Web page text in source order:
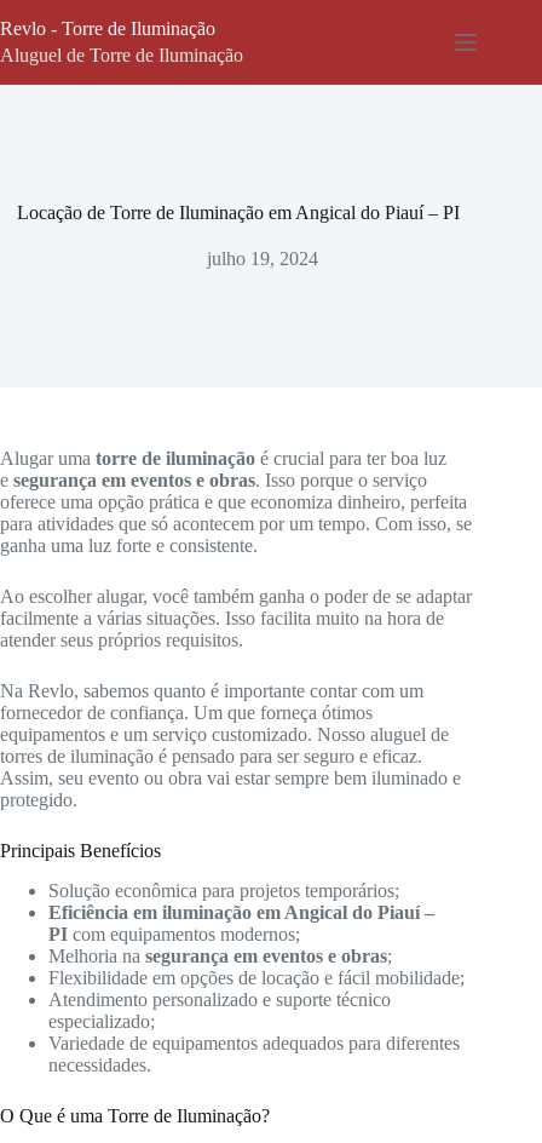
para
o
Revlo - Torre de Iluminação
Aluguel de Torre de Iluminação
Locação de Torre de Iluminação em Angical do Piauí – PI
julho 19, 2024
Alugar uma torre de iluminação é crucial para ter boa luz
e segurança em eventos e obras. Isso porque o serviço
oferece uma opção prática e que economiza dinheiro, perfeita
para atividades que só acontecem por um tempo. Com isso, se
ganha uma luz forte e consistente.
Ao escolher alugar, você também ganha o poder de se adaptar
facilmente a várias situações. Isso facilita muito na hora de
atender seus próprios requisitos.
Na Revlo, sabemos quanto é importante contar com um
fornecedor de confiança. Um que forneça ótimos
equipamentos e um serviço customizado. Nosso aluguel de
torres de iluminação é pensado para ser seguro e eficaz.
Assim, seu evento ou obra vai estar sempre bem iluminado e
protegido.
Principais Benefícios
Solução econômica para projetos temporários;
Eficiência em iluminação em Angical do Piauí –
PI com equipamentos modernos;
Melhoria na segurança em eventos e obras;
Flexibilidade em opções de locação e fácil mobilidade;
Atendimento personalizado e suporte técnico
especializado;
Variedade de equipamentos adequados para diferentes
necessidades.
O Que é uma Torre de Iluminação?